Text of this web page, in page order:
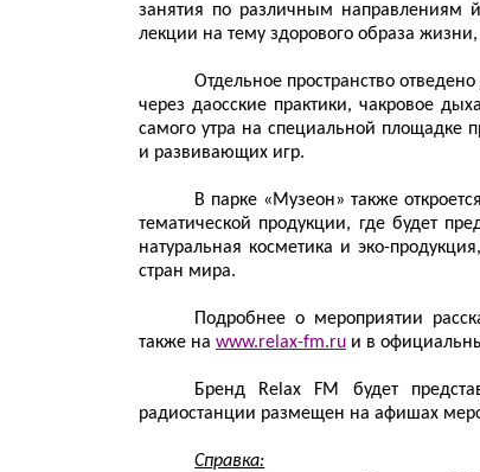
занятия по различным направлениям
лекции на тему здорового образа
Отдельное пространство
через даосские практики, чакровое
самого утра на специальной площадке
и развивающих игр.
В парке «Музеон» также
тематической продукции, где будет
натуральная косметика и эко-
стран мира.
Подробнее о мероприятии
также на www.relax-fm.ru и в
Бренд Relax FM будет
радиостанции размещен на афишах
Справка: